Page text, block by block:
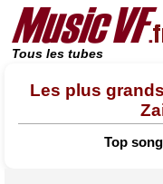
Tous les tubes
Les plus
Top